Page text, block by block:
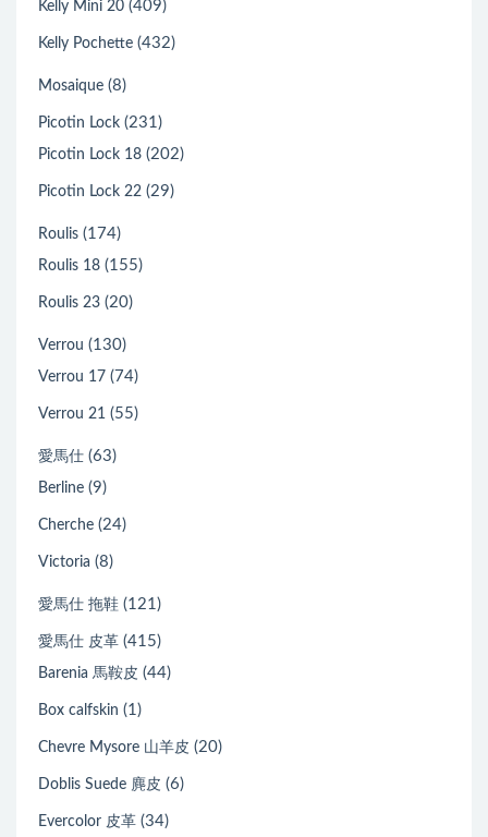
Kelly Mini 20 (409)
Kelly Pochette (432)
Mosaique (8)
Picotin Lock (231)
Picotin Lock 18 (202)
Picotin Lock 22 (29)
Roulis (174)
Roulis 18 (155)
Roulis 23 (20)
Verrou (130)
Verrou 17 (74)
Verrou 21 (55)
愛馬仕 (63)
Berline (9)
Cherche (24)
Victoria (8)
愛馬仕 拖鞋 (121)
愛馬仕 皮革 (415)
Barenia 馬鞍皮 (44)
Box calfskin (1)
Chevre Mysore 山羊皮 (20)
Doblis Suede 麂皮 (6)
Evercolor 皮革 (34)